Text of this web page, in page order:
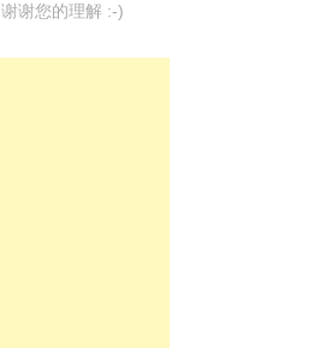
谢谢您的理解 :-)